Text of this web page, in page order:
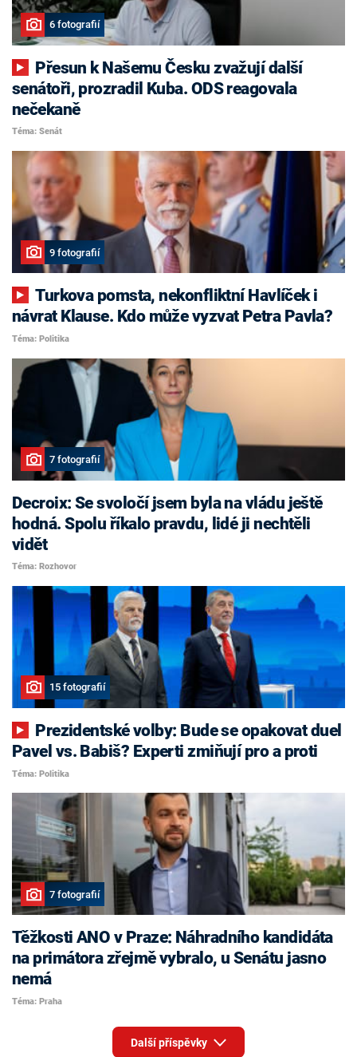
6 fotografií
senátoři, prozradil Kuba. ODS reagovala
nečekaně
Téma: Senát
9 fotografií
Turkova pomsta, nekonfliktní Havlíček i
návrat Klause. Kdo může vyzvat Petra Pavla?
Téma: Politika
7 fotografií
Decroix: Se svoločí jsem byla na vládu ještě
hodná. Spolu říkalo pravdu, lidé ji nechtěli
vidět
Téma: Rozhovor
15 fotografií
Pavel vs. Babiš? Experti zmiňují pro a proti
Téma: Politika
7 fotografií
Těžkosti ANO v Praze: Náhradního kandidáta
na primátora zřejmě vybralo, u Senátu jasno
nemá
Téma: Praha
Další příspěvky